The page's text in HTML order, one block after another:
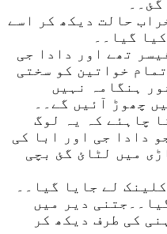
حالت دیکھ کر اسے
گیا۔۔
تھے اور دادا جی
خواتین کو سختی
ہنگامہ نہیں
چھوڑ آئیں گے۔۔
چاہئے کہ یہ لوگ
دادا جی اور ابا کی
میں لٹائ گئ بچی
لے جایا گیا۔۔
دیر میں
کی طرف دیکھ کر